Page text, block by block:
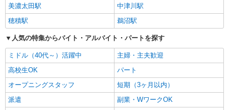
美濃太田駅
中津川駅
穂積駅
鵜沼駅
人気の特集からバイト・アルバイト・パートを探す
ミドル（40代～）活躍中
主婦・主夫歓迎
高校生OK
パート
オープニングスタッフ
短期（3ヶ月以内）
派遣
副業・WワークOK